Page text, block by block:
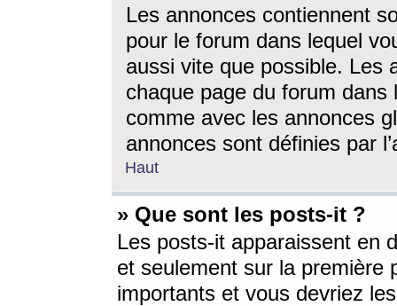
Les annonces contiennent
pour le forum dans lequel
aussi vite que possible. Les
chaque page du forum dans
comme avec les annonces
annonces sont définies par
Haut
» Que sont les posts-it ?
Les posts-it apparaissent en
et seulement sur la première
importants et vous devriez